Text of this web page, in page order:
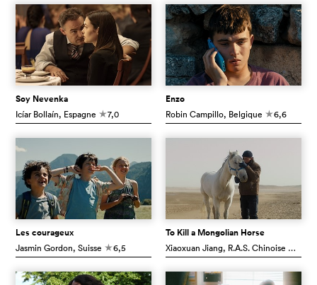
Soy Nevenka
Icíar Bollaín, Espagne c7,0
Enzo
Robin Campillo, Belgique c6,6
Les courageux
Jasmin Gordon, Suisse c6,5
To Kill a Mongolian Horse
Xiaoxuan Jiang, R.A.S. Chinoise De Hong Kong